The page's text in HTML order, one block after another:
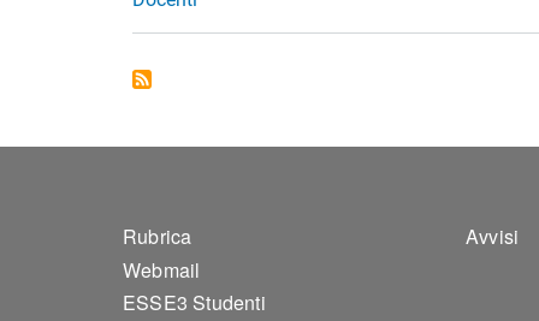
Footer 1
Rubrica
Webmail
ESSE3 Studenti
Avvisi